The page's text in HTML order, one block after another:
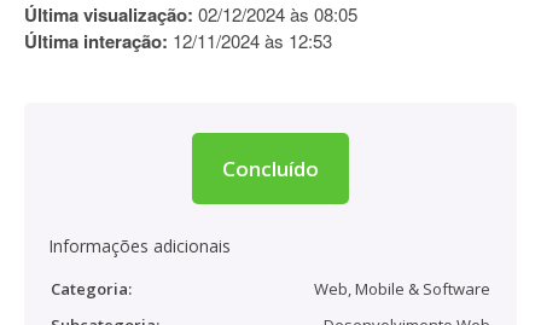
Última visualização: 02/12/2024 às 08:05
Última interação: 12/11/2024 às 12:53
Concluído
Informações adicionais
Categoria:
Web, Mobile & Software